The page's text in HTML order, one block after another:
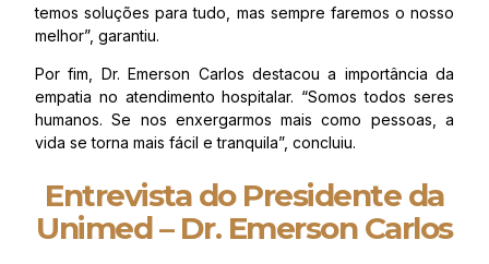
temos soluções para tudo, mas sempre faremos o nosso
melhor”, garantiu.
Por fim, Dr. Emerson Carlos destacou a importância da
empatia no atendimento hospitalar. “Somos todos seres
humanos. Se nos enxergarmos mais como pessoas, a
vida se torna mais fácil e tranquila”, concluiu.
Entrevista do Presidente da
Unimed – Dr. Emerson Carlos